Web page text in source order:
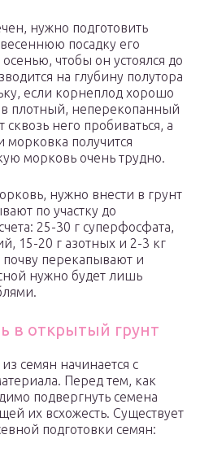
нужно подготовить
посадку его
чтобы он устоялся до
на глубину полутора
если корнеплод хорошо
в плотный, неперекопанный
него пробиваться, а
получится
морковь очень трудно.
нужно внести в грунт
по участку до
25-30 г суперфосфата,
15-20 г азотных и 2-3 кг
перекапывают и
нужно будет лишь
в открытый грунт
семян начинается с
Перед тем, как
подвергнуть семена
их всхожесть. Существует
подготовки семян: